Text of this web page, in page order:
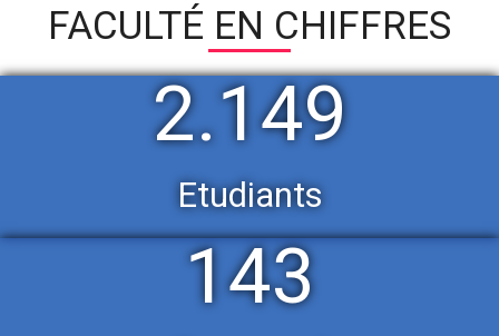
FACULTÉ EN CHIFFRES
2.149
Etudiants
143